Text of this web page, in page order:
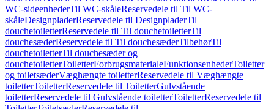
WC-sideenhederTil WC-skåleReservedele til Til WC-
skåleDesignpladerReservedele til DesignpladerTil
douchetoiletterReservedele til Til douchetoiletterTil
douchesæderReservedele til Til douchesæderTilbehørTil
douchetoiletterTil douchesæder og
douchetoiletterToiletterForbrugsmaterialeFunktionsenhederToiletter
og toiletsæderVæghængte toiletterReservedele til Væghængte
toiletterToiletterReservedele til ToiletterGulvstående
toiletterReservedele til Gulvstående toiletterToiletterReservedele til